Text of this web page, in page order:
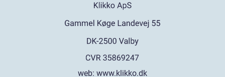
web: www.klikko.dk